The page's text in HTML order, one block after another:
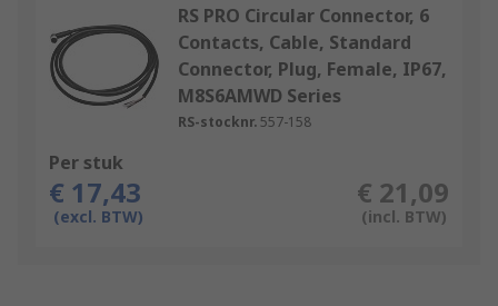
RS PRO Circular Connector, 6
Contacts, Cable, Standard
Connector, Plug, Female, IP67,
M8S6AMWD Series
RS-stocknr. 557-158
Per stuk
€ 17,43
(excl. BTW)
€ 21,09
(incl. BTW)